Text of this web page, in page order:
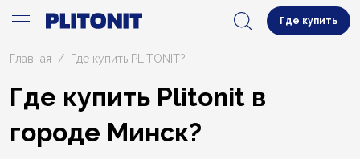
Где купить
Главная Где купить PLITONIT?
Где купить Plitonit в
городе Минск?